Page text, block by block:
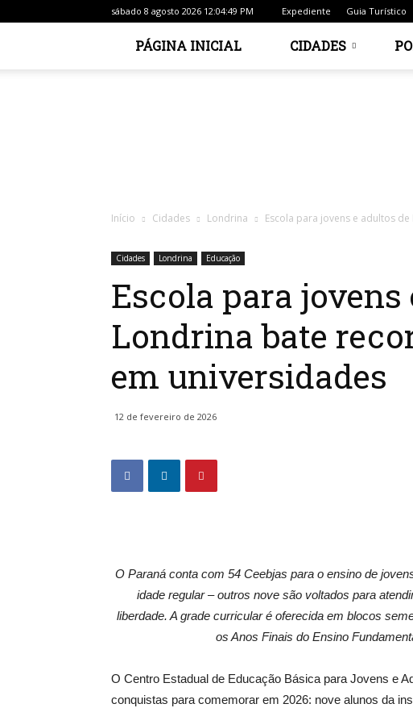
sábado 8 agosto 2026 12:04:49 PM Expediente Guia Turístico
PÁGINA INICIAL CIDADES
Início Cidades Londrina Escola para jovens e adultos
Cidades Londrina Educação
Escola para jovens
Londrina bate
em universidades
12 de fevereiro de 2026
O Paraná conta com 54 Ceebjas para o ensino de
idade regular – outros nove são voltados para
liberdade. A grade curricular é oferecida em blocos
os Anos Finais do Ensino
O Centro Estadual de Educação Básica para Jovens e
conquistas para comemorar em 2026: nove alunos da